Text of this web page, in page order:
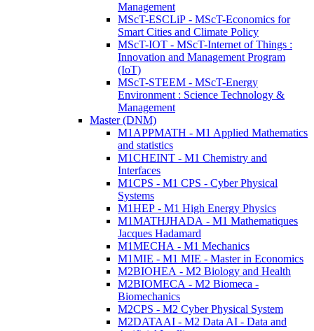
Management
MScT-ESCLiP - MScT-Economics for
Smart Cities and Climate Policy
MScT-IOT - MScT-Internet of Things :
Innovation and Management Program
(IoT)
MScT-STEEM - MScT-Energy
Environment : Science Technology &
Management
Master (DNM)
M1APPMATH - M1 Applied Mathematics
and statistics
M1CHEINT - M1 Chemistry and
Interfaces
M1CPS - M1 CPS - Cyber Physical
Systems
M1HEP - M1 High Energy Physics
M1MATHJHADA - M1 Mathematiques
Jacques Hadamard
M1MECHA - M1 Mechanics
M1MIE - M1 MIE - Master in Economics
M2BIOHEA - M2 Biology and Health
M2BIOMECA - M2 Biomeca -
Biomechanics
M2CPS - M2 Cyber Physical System
M2DATAAI - M2 Data AI - Data and